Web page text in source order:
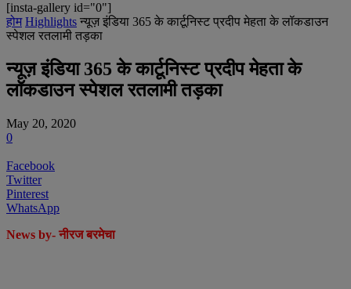
[insta-gallery id="0"]
होम Highlights न्यूज़ इंडिया 365 के कार्टूनिस्ट प्रदीप मेहता के लॉकडाउन
स्पेशल रतलामी तड़का
न्यूज़ इंडिया 365 के कार्टूनिस्ट प्रदीप मेहता के
लॉकडाउन स्पेशल रतलामी तड़का
May 20, 2020
0
Facebook
Twitter
Pinterest
WhatsApp
News by- नीरज बरमेचा